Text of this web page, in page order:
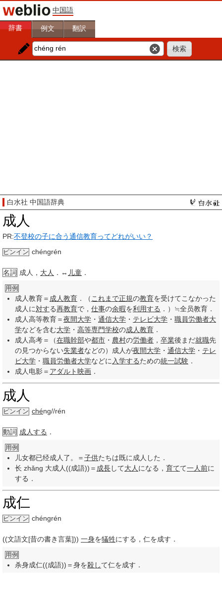
中国語
辞書 例文 翻訳
白水社 中国語辞典
成人
PR:不登校の子に合う通信教育ってどれがいい？
ピンイン chéngrén
名詞 成人， 大人 ．↔ 儿童 ．
用例
成人教育＝ 成人教育 ．（ これまで正規の教育を受けてこなかった
成人に対する再教育で， 仕事の余暇を利用する ．）≒全员教育．
成人高等教育＝夜間大学 ・ 通信大学 ・ テレビ大学 ・ 職員労働者大
学などを含む大学 ・ 高等専門学校の成人教育 ．
成人高考＝（在職幹部や都市 ・ 農村の労働者 ， 卒業後まだ就職先
の見つからない失業者などの）成人が夜間大学 ・ 通信大学 ・ テレ
ビ大学 ・ 職員労働者大学などに 入学するための統一試験 ．
成人电影＝ アダルト映画 ．
成人
ピンイン chéng//rén
動詞 成人する ．
用例
儿女都已经成人了。＝子供たちは既に成人した．
长 zhǎng 大成人((成語))＝ 成長して大人 になる， 育てて一人前に
する．
成仁
ピンイン chéngrén
((文語文[昔の書き言葉])) 一身を犠牲にする，仁を成す．
用例
杀身成仁((成語))＝身を殺して仁を成す．